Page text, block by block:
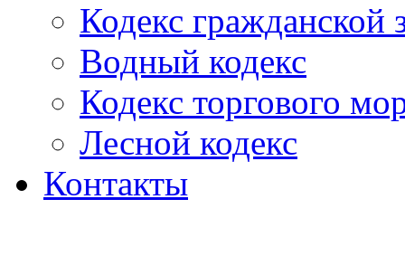
Кодекс гражданской
Водный кодекс
Кодекс торгового
Лесной кодекс
Контакты